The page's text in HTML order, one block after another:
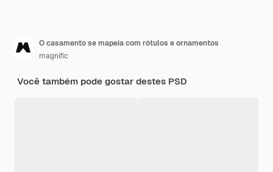
O casamento se mapeia com rótulos e ornamentos
magnific
Você também pode gostar destes PSD